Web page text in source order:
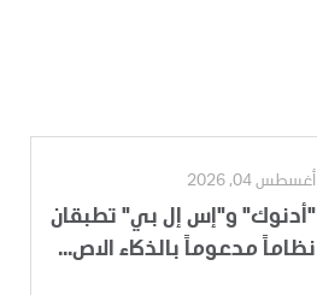
أغسطس 04, 2026
"أدنوك" و"إس إل بي" تطبقان
نظاماً مدعوماً بالذكاء الاص...